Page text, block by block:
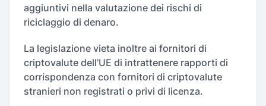
aggiuntivi nella valutazione dei rischi di
riciclaggio di denaro.
La legislazione vieta inoltre ai fornitori di
criptovalute dell’UE di intrattenere rapporti di
corrispondenza con fornitori di criptovalute
stranieri non registrati o privi di licenza.